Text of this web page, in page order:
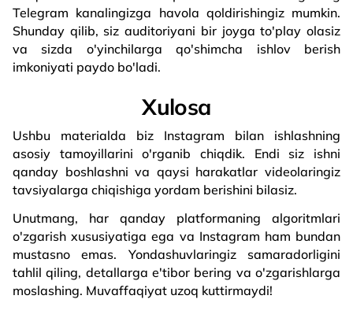
Telegram kanalingizga havola qoldirishingiz mumkin.
Shunday qilib, siz auditoriyani bir joyga to'play olasiz
va sizda o'yinchilarga qo'shimcha ishlov berish
imkoniyati paydo bo'ladi.
Xulosa
Ushbu materialda biz Instagram bilan ishlashning
asosiy tamoyillarini o'rganib chiqdik. Endi siz ishni
qanday boshlashni va qaysi harakatlar videolaringiz
tavsiyalarga chiqishiga yordam berishini bilasiz.
Unutmang, har qanday platformaning algoritmlari
o'zgarish xususiyatiga ega va Instagram ham bundan
mustasno emas. Yondashuvlaringiz samaradorligini
tahlil qiling, detallarga e'tibor bering va o'zgarishlarga
moslashing. Muvaffaqiyat uzoq kuttirmaydi!